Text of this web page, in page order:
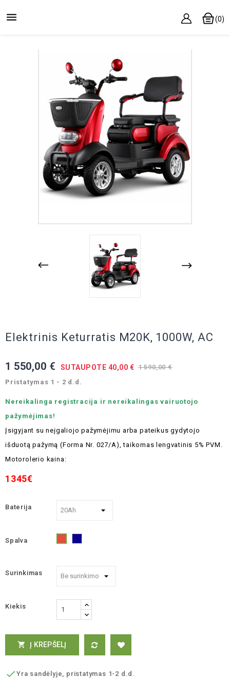
 (0)
Elektrinis Keturratis M20K, 1000W, AC
1 550,00 € SUTAUPOTE 40,00 € 1 590,00 €
Pristatymas 1 - 2 d.d.
Nereikalinga registracija ir nereikalingas vairuotojo
pažymėjimas!
Įsigyjant su neįgaliojo pažymėjimu arba pateikus gydytojo
išduotą pažymą (Forma Nr. 027/A), taikomas lengvatinis 5% PVM.
Motorolerio kaina:
1345€
Baterija
Spalva
Surinkimas
Kiekis
 Į KREPŠELĮ
 Yra sandėlyje, pristatymas 1-2 d.d.